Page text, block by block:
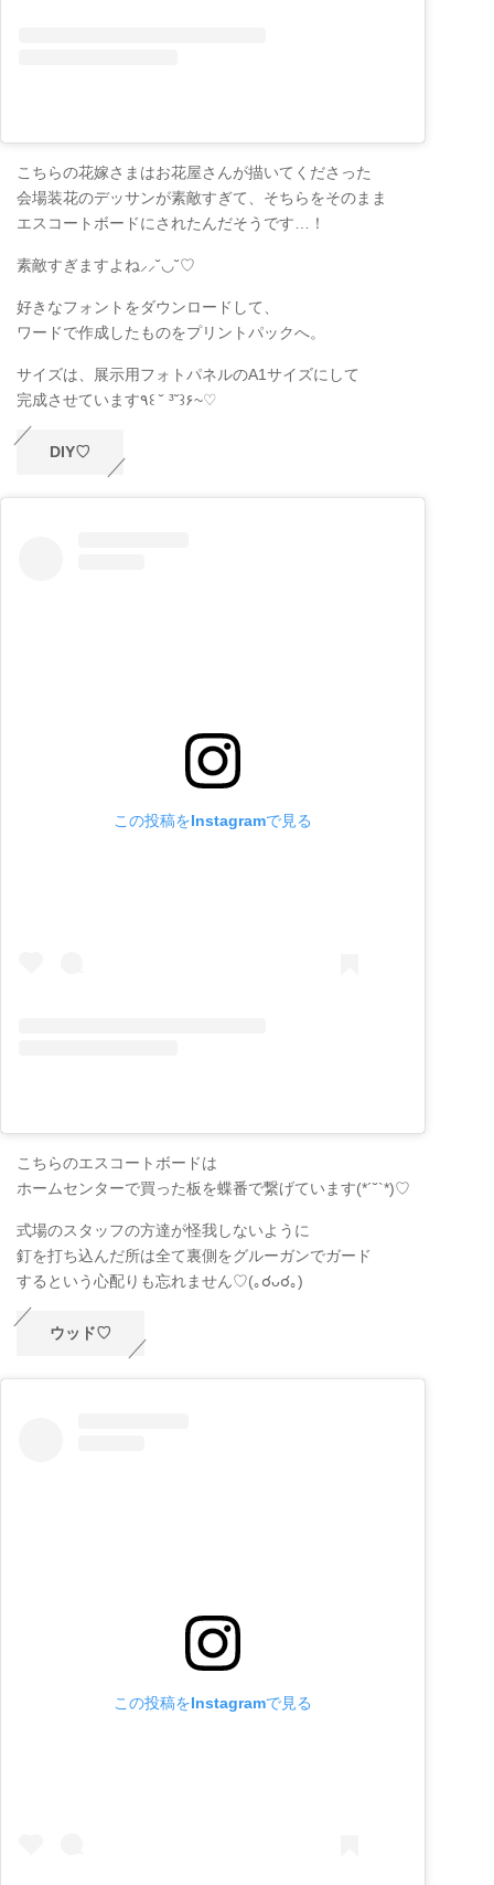
こちらの花嫁さまはお花屋さんが描いてくださった
会場装花のデッサンが素敵すぎて、そちらをそのまま
エスコートボードにされたんだそうです…！
素敵すぎますよね⸝⸝˘◡˘♡
好きなフォントをダウンロードして、
ワードで作成したものをプリントパックへ。
サイズは、展示用フォトパネルのA1サイズにして
完成させています٩꒰ ˘ ³˘꒱۶~♡
DIY♡
この投稿をInstagramで見る
こちらのエスコートボードは
ホームセンターで買った板を蝶番で繋げています(*´˘`*)♡
式場のスタッフの方達が怪我しないように
釘を打ち込んだ所は全て裏側をグルーガンでガード
するという心配りも忘れません♡(｡☌ᴗ☌｡)
ウッド♡
この投稿をInstagramで見る